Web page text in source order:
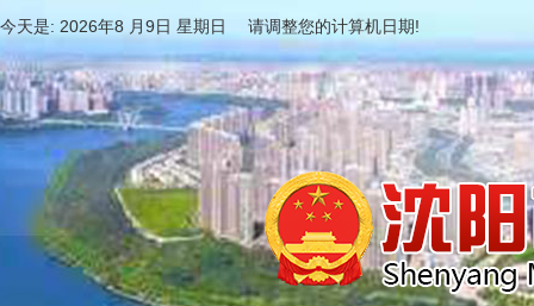
今天是: 2026年8 月9日 星期日 请调整您的计算机日期!